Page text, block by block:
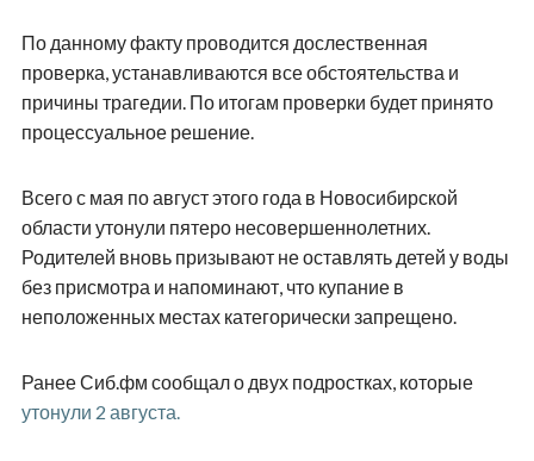
По данному факту проводится дослественная
проверка, устанавливаются все обстоятельства и
причины трагедии. По итогам проверки будет принято
процессуальное решение.
Всего с мая по август этого года в Новосибирской
области утонули пятеро несовершеннолетних.
Родителей вновь призывают не оставлять детей у воды
без присмотра и напоминают, что купание в
неположенных местах категорически запрещено.
Ранее Сиб.фм сообщал о двух подростках, которые
утонули 2 августа.